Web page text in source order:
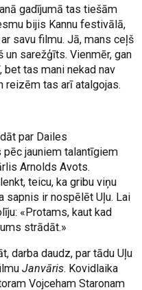
gadījumā tas tiešām
bijis Kannu festivālā,
savu filmu. Jā, mans ceļš
sarežģīts. Vienmēr, gan
tas mani nekad nav
reizēm tas arī atalgojas.
par Dailes
jauniem talantīgiem
Arnolds Avots.
teicu, ka gribu viņu
sapnis ir nospēlēt Uļu. Lai
«Protams, kaut kad
strādāt.»
darba daudz, par tādu Uļu
Janvāris. Kovidlaika
Vojceham Staronam